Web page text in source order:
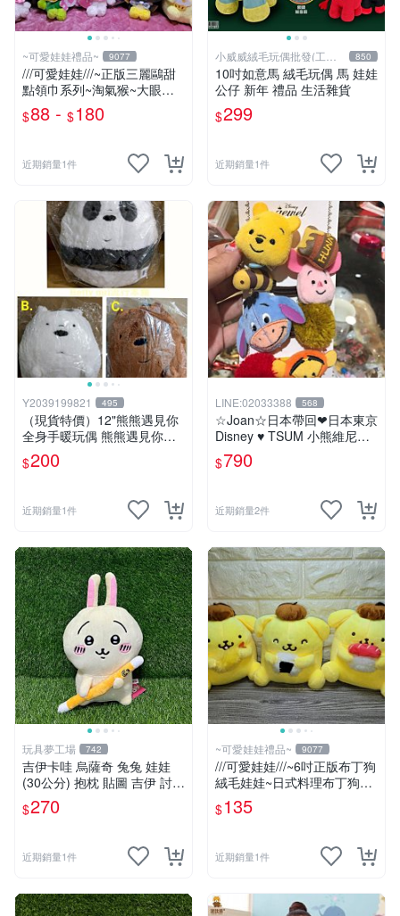
~可愛娃娃禮品~ 9077
///可愛娃娃///~正版三麗鷗甜
點領巾系列~淘氣猴~大眼蛙~
酷企鵝~布丁狗~美樂蒂~大耳
狗~雙子星絨毛娃娃--3吋
$88 - $180
近期銷量1件
小威威絨毛玩偶批發(工廠
直營)
850
10吋如意馬 絨毛玩偶 馬 娃娃
公仔 新年 禮品 生活雜貨
$299
近期銷量1件
Y2039199821 495
（現貨特價）12"熊熊遇見你
全身手暖玩偶 熊熊遇見你暖
手枕 熊熊遇見你系列 熊熊遇
見你 暖手枕 玩偶 可愛 Q萌
$200
近期銷量1件
LINE:02033388 568
☆Joan☆日本帶回❤日本東京
Disney ♥ TSUM 小熊維尼系
列 ♥ 髮束/髮飾/髮圈/髮帶/綁
頭髮
$790
近期銷量2件
玩具夢工場 742
吉伊卡哇 烏薩奇 兔兔 娃娃
(30公分) 抱枕 貼圖 吉伊 討伐
棒 Chiikawa
$270
近期銷量1件
~可愛娃娃禮品~ 9077
///可愛娃娃///~6吋正版布丁狗
絨毛娃娃~日式料理布丁狗~
壽司~三角飯糰~炸蝦---約15
公分
$135
近期銷量1件